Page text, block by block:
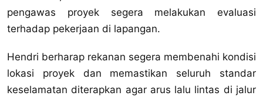
pengawas proyek segera melakukan evaluasi
terhadap pekerjaan di lapangan.
Hendri berharap rekanan segera membenahi kondisi
lokasi proyek dan memastikan seluruh standar
keselamatan diterapkan agar arus lalu lintas di jalur